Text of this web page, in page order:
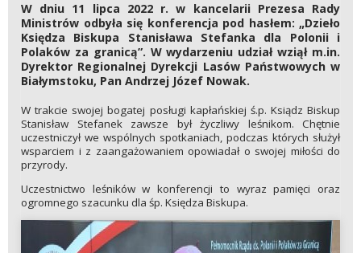
W dniu 11 lipca 2022 r. w kancelarii Prezesa Rady
Ministrów odbyła się konferencja pod hasłem: „Dzieło
Księdza Biskupa Stanisława Stefanka dla Polonii i
Polaków za granicą”. W wydarzeniu udział wziął m.in.
Dyrektor Regionalnej Dyrekcji Lasów Państwowych w
Białymstoku, Pan Andrzej Józef Nowak.
W trakcie swojej bogatej posługi kapłańskiej ś.p. Ksiądz Biskup
Stanisław Stefanek zawsze był życzliwy leśnikom. Chętnie
uczestniczył we wspólnych spotkaniach, podczas których służył
wsparciem i z zaangażowaniem opowiadał o swojej miłości do
przyrody.
Uczestnictwo leśników w konferencji to wyraz pamięci oraz
ogromnego szacunku dla śp. Księdza Biskupa.